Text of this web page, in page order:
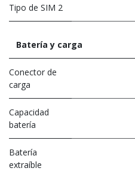
Tipo de SIM 2
Batería y carga
Conector de
carga
Capacidad
batería
Batería
extraíble